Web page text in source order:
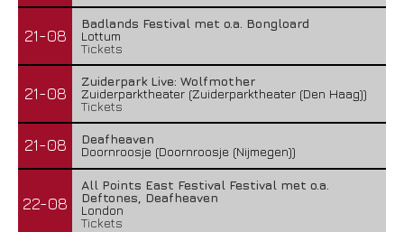
21-08
Badlands Festival met o.a. Bongloard
Lottum
Tickets
21-08
Zuiderpark Live: Wolfmother
Zuiderparktheater (Zuiderparktheater (Den Haag))
Tickets
21-08
Deafheaven
Doornroosje (Doornroosje (Nijmegen))
22-08
All Points East Festival Festival met o.a.
Deftones, Deafheaven
London
Tickets